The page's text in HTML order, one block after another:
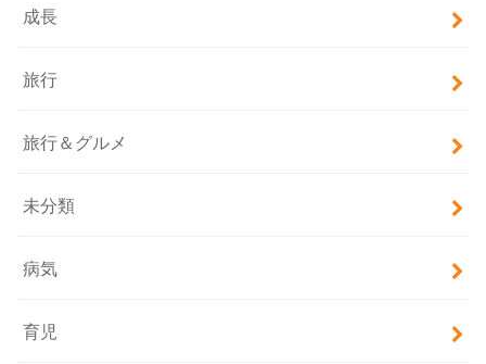
成長
旅行
旅行＆グルメ
未分類
病気
育児